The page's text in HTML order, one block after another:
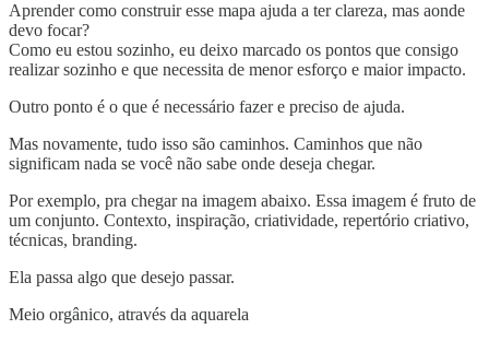
Aprender como construir esse mapa ajuda a ter clareza, mas aonde
devo focar?
Como eu estou sozinho, eu deixo marcado os pontos que consigo
realizar sozinho e que necessita de menor esforço e maior impacto.
Outro ponto é o que é necessário fazer e preciso de ajuda.
Mas novamente, tudo isso são caminhos. Caminhos que não
significam nada se você não sabe onde deseja chegar.
Por exemplo, pra chegar na imagem abaixo. Essa imagem é fruto de
um conjunto. Contexto, inspiração, criatividade, repertório criativo,
técnicas, branding.
Ela passa algo que desejo passar.
Meio orgânico, através da aquarela